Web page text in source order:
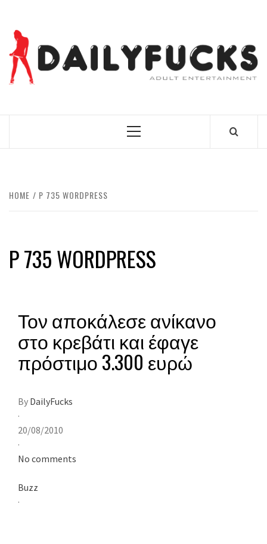
content
Primary
HOME P 735 WORDPRESS
P 735 WORDPRESS
Τον αποκάλεσε ανίκανο
στο κρεβάτι και έφαγε
πρόστιμο 3.300 ευρώ
By DailyFucks
·
20/08/2010
·
No comments
Buzz
·